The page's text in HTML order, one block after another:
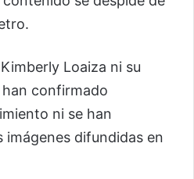
Loaiza ni su
confirmado
ni se han
imágenes difundidas en